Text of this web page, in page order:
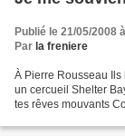
Publié le 21/05/2008
Par la freniere
À Pierre Rousseau
un cercueil Shelter
tes rêves mouvants